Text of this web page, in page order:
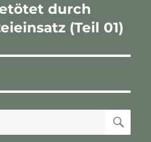
durch
(Teil 01)